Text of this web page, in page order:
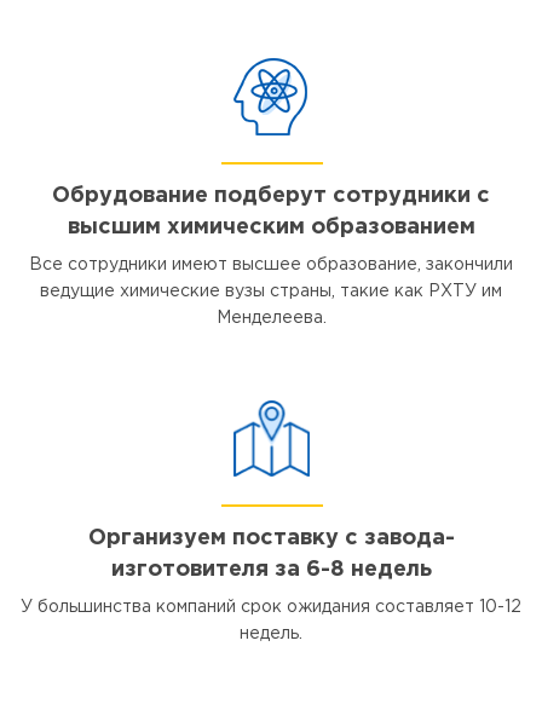
Обрудование подберут сотрудники с
высшим химическим образованием
Все сотрудники имеют высшее образование, закончили
ведущие химические вузы страны, такие как РХТУ им
Менделеева.
Организуем поставку с завода-
изготовителя за 6-8 недель
У большинства компаний срок ожидания составляет 10-12
недель.